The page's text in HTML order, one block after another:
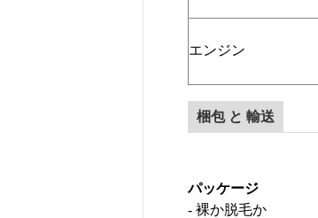
エンジン
梱包 と 輸送
パッケージ
- 裸か脱毛か